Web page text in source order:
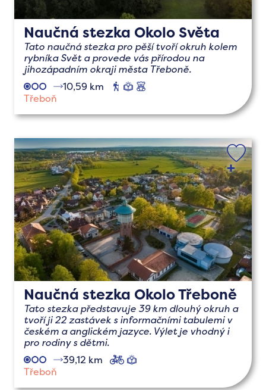
Naučná stezka Okolo Světa
Tato naučná stezka pro pěší tvoří okruh kolem
rybníka Svět a provede vás přírodou na
jihozápadním okraji města Třeboně.
10,59 km
pěšínaučné
Třeboň
Naučná stezka Okolo Třeboně
Tato stezka představuje 39 km dlouhý okruh a
tvoří ji 22 zastávek s informačními tabulemi v
českém a anglickém jazyce. Výlet je vhodný i
pro rodiny s dětmi.
39,12 km
cyklo
Třeboň